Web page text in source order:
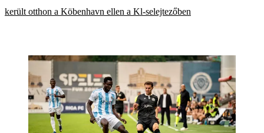
került otthon a Köbenhavn ellen a Kl-selejtezőben